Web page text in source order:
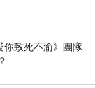
致死不渝》團隊